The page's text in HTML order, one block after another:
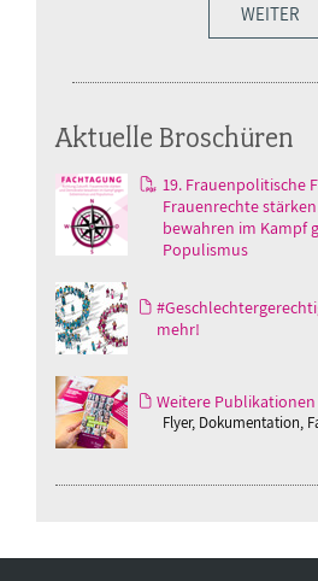
WEITER
Aktuelle Broschüren
19. Frauenpolitische
Frauenrechte
bewahren im Kampf
Populismus
mehr!
Weitere Publikationen
Flyer, Dokumentation,